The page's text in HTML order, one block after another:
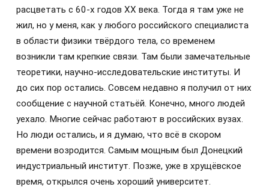
расцветать с 60-х годов ХХ века. Тогда я там уже не
жил, но у меня, как у любого российского специалиста
в области физики твёрдого тела, со временем
возникли там крепкие связи. Там были замечательные
теоретики, научно-исследовательские институты. И
до сих пор остались. Совсем недавно я получил от них
сообщение с научной статьёй. Конечно, много людей
уехало. Многие сейчас работают в российских вузах.
Но люди остались, и я думаю, что всё в скором
времени возродится. Самым мощным был Донецкий
индустриальный институт. Позже, уже в хрущёвское
время, открылся очень хороший университет.